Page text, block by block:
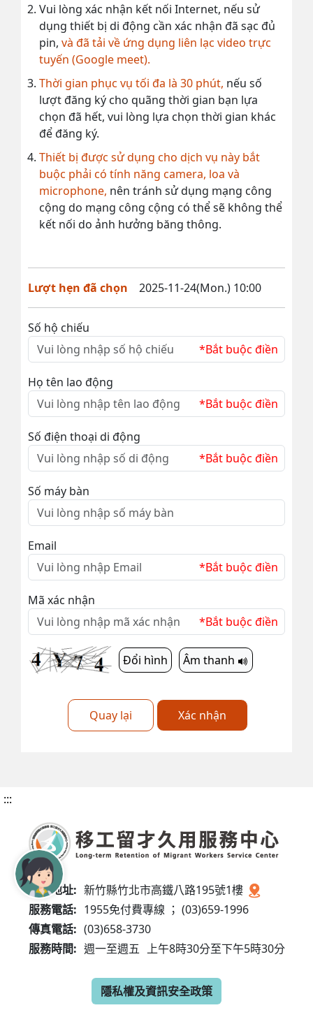
Vui lòng xác nhận kết nối Internet, nếu sử
dụng thiết bị di động cần xác nhận đã sạc đủ
pin, và đã tải về ứng dụng liên lạc video trực
tuyến (Google meet).
Thời gian phục vụ tối đa là 30 phút, nếu số
lượt đăng ký cho quãng thời gian bạn lựa
chọn đã hết, vui lòng lựa chọn thời gian khác
để đăng ký.
Thiết bị được sử dụng cho dịch vụ này bắt
buộc phải có tính năng camera, loa và
microphone, nên tránh sử dụng mạng công
cộng do mạng công cộng có thể sẽ không thể
kết nối do ảnh hưởng băng thông.
Lượt hẹn đã chọn 2025-11-24(Mon.) 10:00
Số hộ chiếu
*Bắt buộc điền
Họ tên lao động
*Bắt buộc điền
Số điện thoại di động
*Bắt buộc điền
Số máy bàn
Email
*Bắt buộc điền
Mã xác nhận
*Bắt buộc điền
Đổi hình Âm thanh
Quay lại Xác nhận
:::
服務地址: 新竹縣竹北市高鐵八路195號1樓
服務電話: 1955免付費專線 ； (03)659-1996
傳真電話: (03)658-3730
服務時間: 週一至週五 上午8時30分至下午5時30分
隱私權及資訊安全政策